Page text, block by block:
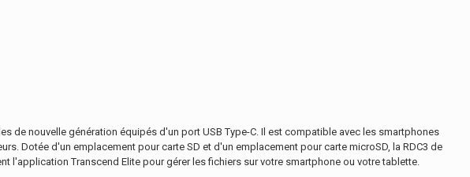
de nouvelle génération équipés d'un port USB Type-C. Il est compatible avec les smartphones
Dotée d'un emplacement pour carte SD et d'un emplacement pour carte microSD, la RDC3 de
l'application Transcend Elite pour gérer les fichiers sur votre smartphone ou votre tablette.